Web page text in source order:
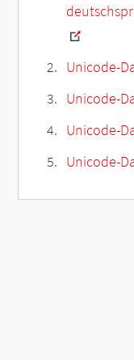
Unicode-
Unicode-
Unicode-
Unicode-